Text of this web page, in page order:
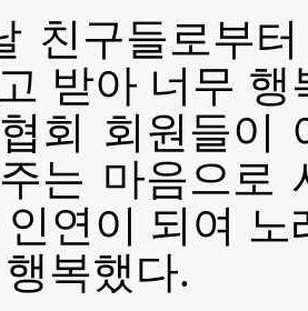
친구들로부
받아 너무
회 회원들이
는 마음으로
연이 되여
복했다.